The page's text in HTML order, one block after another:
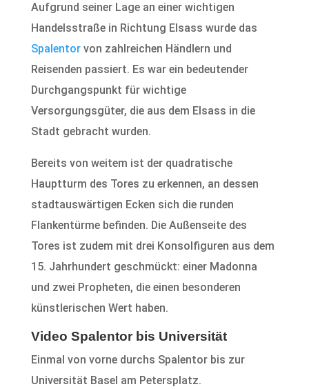
Aufgrund seiner Lage an einer wichtigen
Handelsstraße in Richtung Elsass wurde das
Spalentorvon zahlreichen Händlern und
Reisenden passiert. Es war ein bedeutender
Durchgangspunkt für wichtige
Versorgungsgüter, die aus dem Elsass in die
Stadt gebracht wurden.
Bereits von weitem ist der quadratische
Hauptturm des Tores zu erkennen, an dessen
stadtauswärtigen Ecken sich die runden
Flankentürme befinden. Die Außenseite des
Tores ist zudem mit drei Konsolfiguren aus dem
15. Jahrhundert geschmückt: einer Madonna
und zwei Propheten, die einen besonderen
künstlerischen Wert haben.
Video Spalentor bis Universität
Einmal von vorne durchs Spalentor bis zur
Universität Basel am Petersplatz.